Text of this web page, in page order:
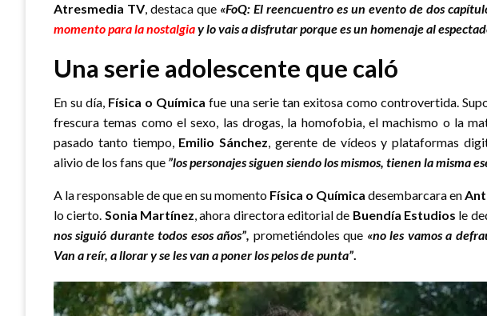
Atresmedia TV, destaca que «FoQ: El reencuentro es un evento de dos
momento para la nostalgiay lo vais a disfrutar porquees un homenaje al
Una serie adolescente que caló
En su día, Física o Químicafue una serie tan exitosa como controvertida.
frescura temas como el sexo, las drogas, la homofobia, el machismo o la
pasado tanto tiempo, Emilio Sánchez, gerente de vídeos y plataformas
alivio de los fans que ”los personajes siguen siendo los mismos, tienen la misma
A la responsable de que en su momento Física o Química desembarcara en
lo cierto. Sonia Martínez, ahora directora editorial de Buendía Estudios le
nos siguió durante todos esos años”, prometiéndoles que «no les vamos a
Van a reír, a llorar y se les van a poner los pelos de punta”.